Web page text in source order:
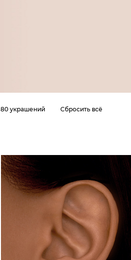
80 украшений Сбросить всё